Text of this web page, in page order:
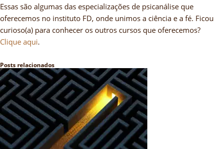
Essas são algumas das especializações de psicanálise que
oferecemos no instituto FD, onde unimos a ciência e a fé. Ficou
curioso(a) para conhecer os outros cursos que oferecemos?
Clique aqui.
Posts relacionados